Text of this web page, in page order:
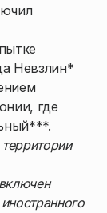
Невзлин*
где